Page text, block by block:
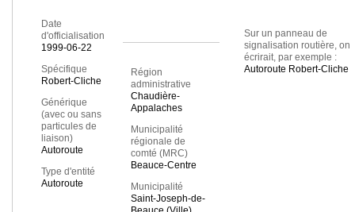
Date
d'officialisation
1999-06-22
Spécifique
Robert-Cliche
Générique
(avec ou sans
particules de
liaison)
Autoroute
Type d'entité
Autoroute
Région
administrative
Chaudière-
Appalaches
Municipalité
régionale de
comté (MRC)
Beauce-Centre
Municipalité
Saint-Joseph-de-
Sur un panneau de
signalisation routière, on
écrirait, par exemple :
Autoroute Robert-Cliche